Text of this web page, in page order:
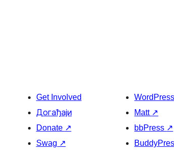
Get Involved
Догађаји
Donate ↗
Swag ↗
Matt ↗
bbPress ↗